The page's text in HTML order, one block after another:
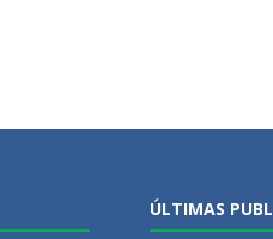
ÚLTIMAS